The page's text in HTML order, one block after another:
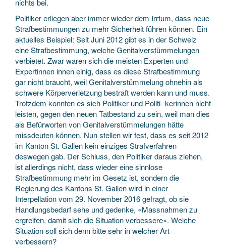
Politiker erliegen aber immer wieder dem Irrtum, dass neue
Strafbestimmungen zu mehr Sicherheit führen können. Ein
aktuelles Beispiel: Seit Juni 2012 gibt es in der Schweiz
eine Strafbestimmung, welche Genitalverstümmelungen
verbietet. Zwar waren sich die meisten Experten und
Expertinnen innen einig, dass es diese Strafbestimmung
gar nicht braucht, weil Genitalverstümmelung ohnehin als
schwere Körperverletzung bestraft werden kann und muss.
Trotzdem konnten es sich Politiker und Politi- kerinnen nicht
leisten, gegen den neuen Tatbestand zu sein, weil man dies
als Befürworten von Genitalverstümmelungen hätte
missdeuten können. Nun stellen wir fest, dass es seit 2012
im Kanton St. Gallen kein einziges Strafverfahren
deswegen gab. Der Schluss, den Politiker daraus ziehen,
ist allerdings nicht, dass wieder eine sinnlose
Strafbestimmung mehr im Gesetz ist, sondern die
Regierung des Kantons St. Gallen wird in einer
Interpellation vom 29. November 2016 gefragt, ob sie
Handlungsbedarf sehe und gedenke, «Massnahmen zu
ergreifen, damit sich die Situation verbessere». Welche
Situation soll sich denn bitte sehr in welcher Art
verbessern?